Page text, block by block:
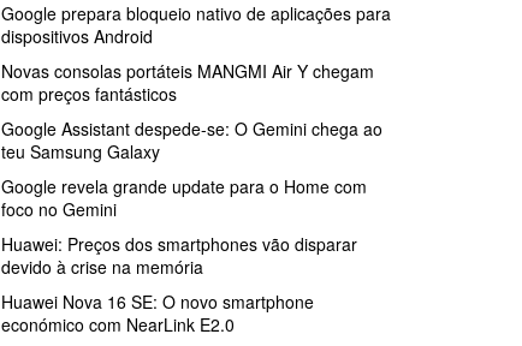
Google prepara bloqueio nativo de aplicações para
dispositivos Android
Novas consolas portáteis MANGMI Air Y chegam
com preços fantásticos
Google Assistant despede-se: O Gemini chega ao
teu Samsung Galaxy
Google revela grande update para o Home com
foco no Gemini
Huawei: Preços dos smartphones vão disparar
devido à crise na memória
Huawei Nova 16 SE: O novo smartphone
económico com NearLink E2.0